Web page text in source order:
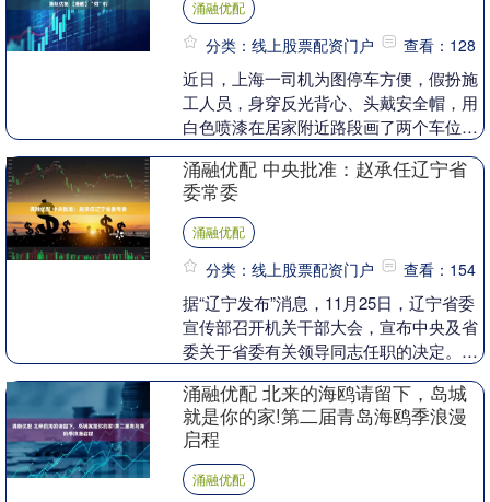
涌融优配
分类：线上股票配资门户 查看：128
近日，上海一司机为图停车方便，假扮施
工人员，身穿反光背心、头戴安全帽，用
白色喷漆在居家附近路段画了两个车位并
识岂能随意“创作....
涌融优配 中央批准：赵承任辽宁省
委常委
涌融优配
分类：线上股票配资门户 查看：154
据“辽宁发布”消息，11月25日，辽宁省委
宣传部召开机关干部大会，宣布中央及省
委关于省委有关领导同志任职的决定。省
宁省委常....
涌融优配 北来的海鸥请留下，岛城
就是你的家!第二届青岛海鸥季浪漫
启程
涌融优配